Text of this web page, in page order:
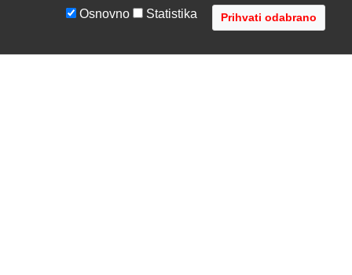
Osnovno Statistika